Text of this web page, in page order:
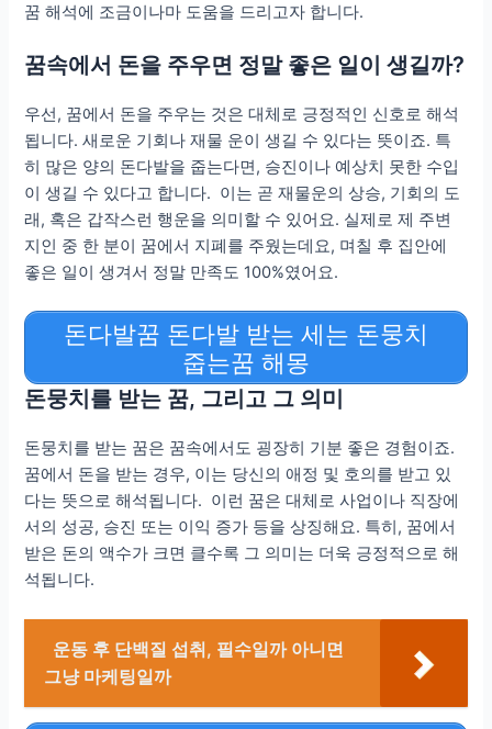
꿈 해석에 조금이나마 도움을 드리고자 합니다.
꿈속에서 돈을 주우면 정말 좋은 일이 생길까?
우선, 꿈에서 돈을 주우는 것은 대체로 긍정적인 신호로 해석
됩니다. 새로운 기회나 재물 운이 생길 수 있다는 뜻이죠. 특
히 많은 양의 돈다발을 줍는다면, 승진이나 예상치 못한 수입
이 생길 수 있다고 합니다. 이는 곧 재물운의 상승, 기회의 도
래, 혹은 갑작스런 행운을 의미할 수 있어요. 실제로 제 주변
지인 중 한 분이 꿈에서 지폐를 주웠는데요, 며칠 후 집안에
좋은 일이 생겨서 정말 만족도 100%였어요.
돈다발꿈 돈다발 받는 세는 돈뭉치
줍는꿈 해몽
돈뭉치를 받는 꿈, 그리고 그 의미
돈뭉치를 받는 꿈은 꿈속에서도 굉장히 기분 좋은 경험이죠.
꿈에서 돈을 받는 경우, 이는 당신의 애정 및 호의를 받고 있
다는 뜻으로 해석됩니다. 이런 꿈은 대체로 사업이나 직장에
서의 성공, 승진 또는 이익 증가 등을 상징해요. 특히, 꿈에서
받은 돈의 액수가 크면 클수록 그 의미는 더욱 긍정적으로 해
석됩니다.
운동 후 단백질 섭취, 필수일까 아니면
그냥 마케팅일까